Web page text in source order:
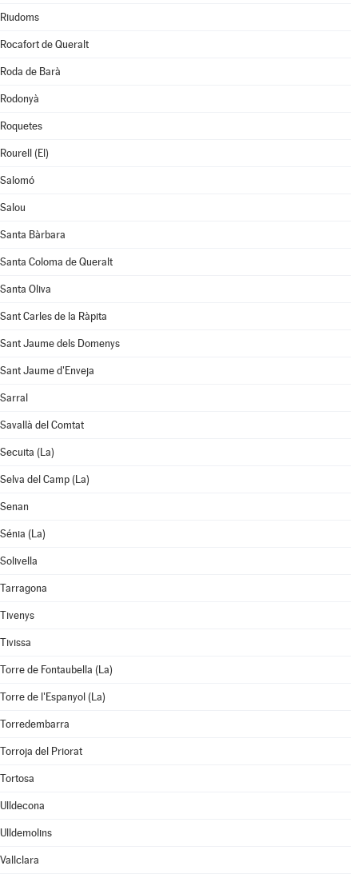
Riudoms
Rocafort de Queralt
Roda de Barà
Rodonyà
Roquetes
Rourell (El)
Salomó
Salou
Santa Bàrbara
Santa Coloma de Queralt
Santa Oliva
Sant Carles de la Ràpita
Sant Jaume dels Domenys
Sant Jaume d'Enveja
Sarral
Savallà del Comtat
Secuita (La)
Selva del Camp (La)
Senan
Sénia (La)
Solivella
Tarragona
Tivenys
Tivissa
Torre de Fontaubella (La)
Torre de l'Espanyol (La)
Torredembarra
Torroja del Priorat
Tortosa
Ulldecona
Ulldemolins
Vallclara